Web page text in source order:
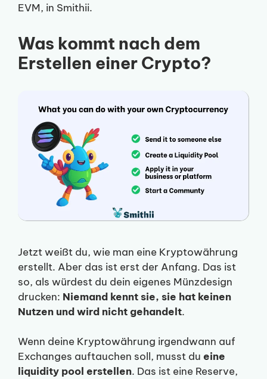
EVM, in Smithii.
Was kommt nach dem
Erstellen einer Crypto?
Jetzt weißt du, wie man eine Kryptowährung
erstellt. Aber das ist erst der Anfang. Das ist
so, als würdest du dein eigenes Münzdesign
drucken: Niemand kennt sie, sie hat keinen
Nutzen und wird nicht gehandelt.
Wenn deine Kryptowährung irgendwann auf
Exchanges auftauchen soll, musst du eine
liquidity pool erstellen. Das ist eine Reserve,